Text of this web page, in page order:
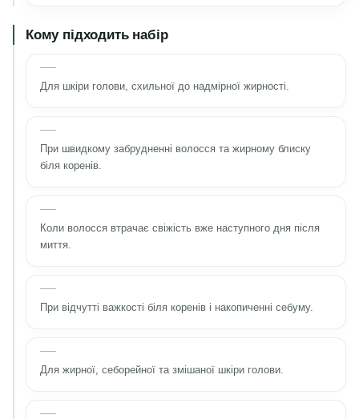
Кому підходить набір
Для шкіри голови, схильної до надмірної жирності.
При швидкому забрудненні волосся та жирному блиску
біля коренів.
Коли волосся втрачає свіжість вже наступного дня після
миття.
При відчутті важкості біля коренів і накопиченні себуму.
Для жирної, себорейної та змішаної шкіри голови.